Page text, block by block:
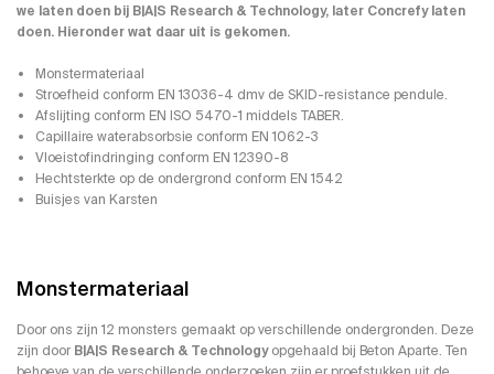
we laten doen bij B|A|S Research & Technology, later Concrefy laten
doen. Hieronder wat daar uit is gekomen.
Monstermateriaal
Stroefheid conform EN 13036-4 dmv de SKID-resistance pendule.
Afslijting conform EN ISO 5470-1 middels TABER.
Capillaire waterabsorbsie conform EN 1062-3
Vloeistofindringing conform EN 12390-8
Hechtsterkte op de ondergrond conform EN 1542
Buisjes van Karsten
Monstermateriaal
Door ons zijn 12 monsters gemaakt op verschillende ondergronden. Deze
zijn door B|A|S Research & Technologyopgehaald bij Beton Aparte. Ten